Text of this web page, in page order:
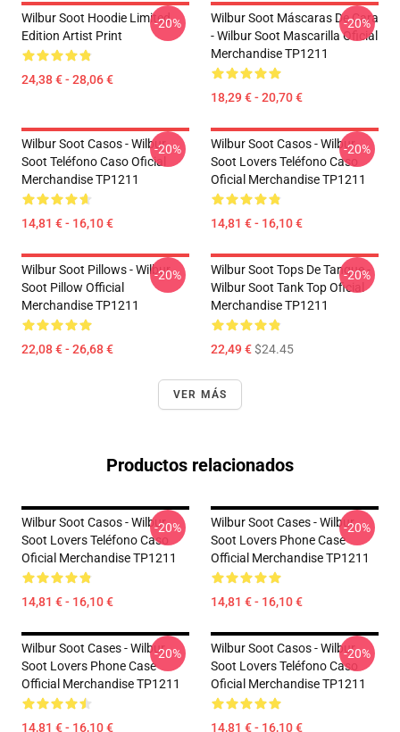
Wilbur Soot Hoodie Limited
Edition Artist Print
24,38 € - 28,06 €
-20%
Wilbur Soot Máscaras De Cara
- Wilbur Soot Mascarilla Oficial
Merchandise TP1211
18,29 € - 20,70 €
-20%
Wilbur Soot Casos - Wilbur
Soot Teléfono Caso Oficial
Merchandise TP1211
14,81 € - 16,10 €
-20%
Wilbur Soot Casos - Wilbur
Soot Lovers Teléfono Caso
Oficial Merchandise TP1211
14,81 € - 16,10 €
-20%
Wilbur Soot Pillows - Wilbur
Soot Pillow Official
Merchandise TP1211
22,08 € - 26,68 €
-20%
Wilbur Soot Tops De Tanque -
Wilbur Soot Tank Top Oficial
Merchandise TP1211
22,49 €$24.45
-20%
VER MÁS
Productos relacionados
Wilbur Soot Casos - Wilbur
Soot Lovers Teléfono Caso
Oficial Merchandise TP1211
14,81 € - 16,10 €
-20%
Wilbur Soot Cases - Wilbur
Soot Lovers Phone Case
Official Merchandise TP1211
14,81 € - 16,10 €
-20%
Wilbur Soot Cases - Wilbur
Soot Lovers Phone Case
Official Merchandise TP1211
14,81 € - 16,10 €
-20%
Wilbur Soot Casos - Wilbur
Soot Lovers Teléfono Caso
Oficial Merchandise TP1211
14,81 € - 16,10 €
-20%